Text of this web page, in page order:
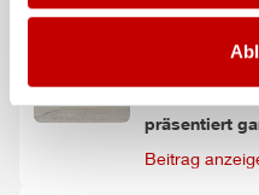
Beitrag
präsentiert
Beitrag